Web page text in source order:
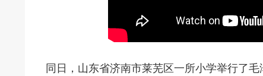
同日，山东省济南市莱芜区一所小学举行了